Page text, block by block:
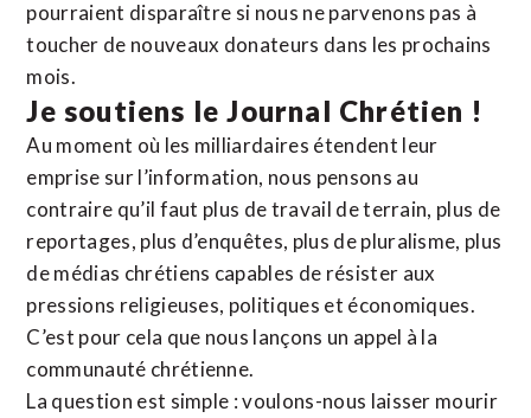
pourraient disparaître si nous ne parvenons pas à
toucher de nouveaux donateurs dans les prochains
mois.
Je soutiens le Journal Chrétien !
Au moment où les milliardaires étendent leur
emprise sur l’information, nous pensons au
contraire qu’il faut plus de travail de terrain, plus de
reportages, plus d’enquêtes, plus de pluralisme, plus
de médias chrétiens capables de résister aux
pressions religieuses, politiques et économiques.
C’est pour cela que nous lançons un appel à la
communauté chrétienne.
La question est simple : voulons-nous laisser mourir